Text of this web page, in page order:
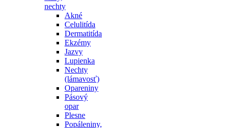
nechty
Akné
Celulitída
Dermatitída
Ekzémy
Jazvy
Lupienka
Nechty
(lámavosť)
Opareniny
Pásový
opar
Plesne
Popáleniny,